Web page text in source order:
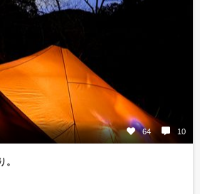
64 10